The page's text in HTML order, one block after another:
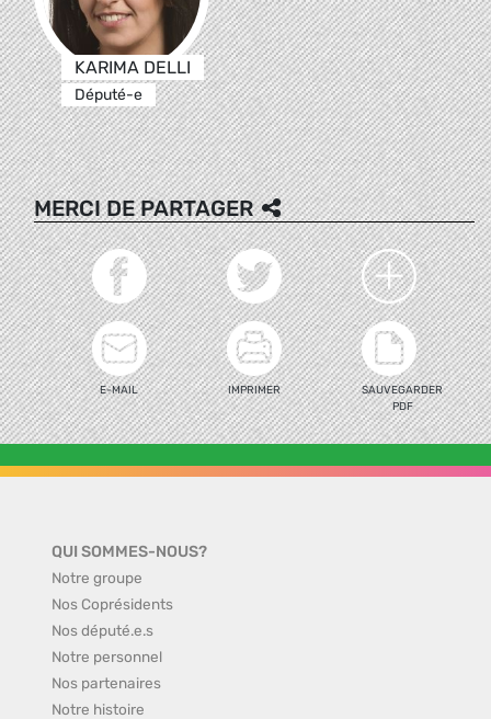
KARIMA DELLI
Député-e
MERCI DE PARTAGER
E-MAIL IMPRIMER
SAUVEGARDER
PDF
QUI SOMMES-NOUS?
Notre groupe
Nos Coprésidents
Nos député.e.s
Notre personnel
Nos partenaires
Notre histoire